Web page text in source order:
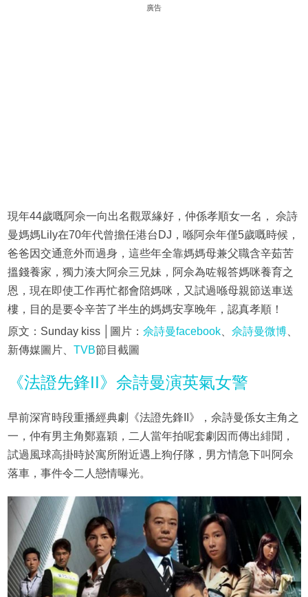
廣告
現年44歲嘅阿佘一向出名觀眾緣好，仲係孝順女一名， 佘詩
曼媽媽Lily在70年代曾擔任港台DJ，喺阿佘年僅5歲嘅時候，
爸爸因交通意外而過身，這些年全靠媽媽母兼父職含辛茹苦
搵錢養家，獨力湊大阿佘三兄妹，阿佘為咗報答媽咪養育之
恩，現在即使工作再忙都會陪媽咪，又試過喺母親節送車送
樓，目的是要令辛苦了半生的媽媽安享晚年，認真孝順！
原文：Sunday kiss │圖片： 佘詩曼facebook、 佘詩曼微博、
新傳媒圖片、 TVB節目截圖
《法證先鋒II》佘詩曼演英氣女警
早前深宵時段重播經典劇《法證先鋒II》，佘詩曼係女主角之
一，仲有男主角鄭嘉穎，二人當年拍呢套劇因而傳出緋聞，
試過風球高掛時於寓所附近遇上狗仔隊，男方情急下叫阿佘
落車，事件令二人戀情曝光。